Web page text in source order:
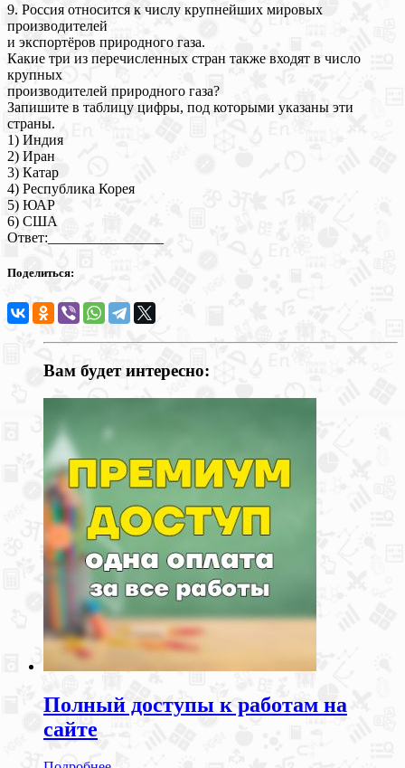
9. Россия относится к числу крупнейших мировых
производителей
и экспортёров природного газа.
Какие три из перечисленных стран также входят в число
крупных
производителей природного газа?
Запишите в таблицу цифры, под которыми указаны эти
страны.
1) Индия
2) Иран
3) Катар
4) Республика Корея
5) ЮАР
6) США
Ответ:________________
Поделиться:
Вам будет интересно:
Полный доступы к работам на
сайте